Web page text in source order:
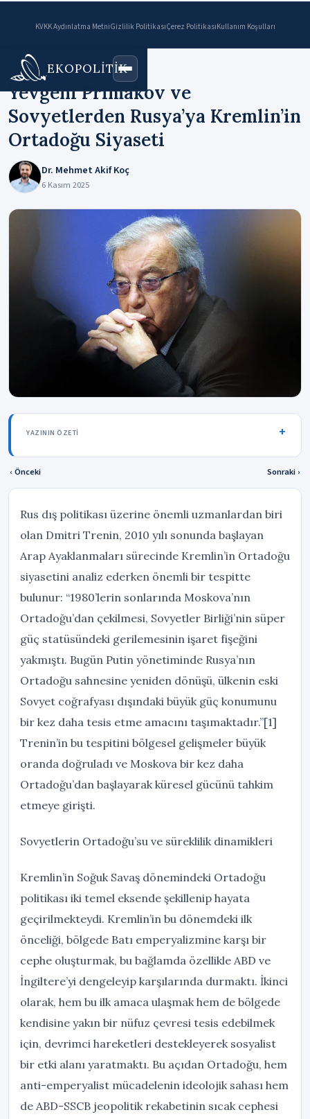
EKOPOLİTİK
Ana Sayfa Makaleler
Yevgeni Primakov ve
Sovyetlerden Rusya’ya Kremlin’in
Ortadoğu Siyaseti
Dr. Mehmet Akif Koç
6 Kasım 2025
YAZININ ÖZETI
‹ Önceki Sonraki ›
Rus dış politikası üzerine önemli uzmanlardan biri
olan Dmitri Trenin, 2010 yılı sonunda başlayan
Arap Ayaklanmaları sürecinde Kremlin’in Ortadoğu
siyasetini analiz ederken önemli bir tespitte
bulunur: “1980’lerin sonlarında Moskova’nın
Ortadoğu’dan çekilmesi, Sovyetler Birliği’nin süper
güç statüsündeki gerilemesinin işaret fişeğini
yakmıştı. Bugün Putin yönetiminde Rusya’nın
Ortadoğu sahnesine yeniden dönüşü, ülkenin eski
Sovyet coğrafyası dışındaki büyük güç konumunu
bir kez daha tesis etme amacını taşımaktadır.”[1]
Trenin’in bu tespitini bölgesel gelişmeler büyük
oranda doğruladı ve Moskova bir kez daha
Ortadoğu’dan başlayarak küresel gücünü tahkim
etmeye girişti.
Sovyetlerin Ortadoğu’su ve süreklilik dinamikleri
Kremlin’in Soğuk Savaş dönemindeki Ortadoğu
politikası iki temel eksende şekillenip hayata
geçirilmekteydi. Kremlin’in bu dönemdeki ilk
önceliği, bölgede Batı emperyalizmine karşı bir
cephe oluşturmak, bu bağlamda özellikle ABD ve
İngiltere’yi dengeleyip karşılarında durmaktı. İkinci
olarak, hem bu ilk amaca ulaşmak hem de bölgede
kendisine yakın bir nüfuz çevresi tesis edebilmek
için, devrimci hareketleri destekleyerek sosyalist
bir etki alanı yaratmaktı. Bu açıdan Ortadoğu, hem
anti-emperyalist mücadelenin ideolojik sahası hem
de ABD-SSCB jeopolitik rekabetinin sıcak cephesi
KVKK Aydınlatma MetniGizlilik PolitikasıÇerez PolitikasıKullanım Koşulları